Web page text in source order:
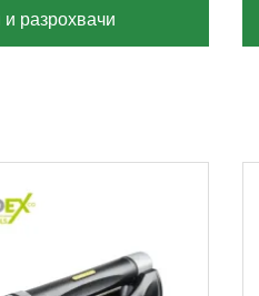
разрохвачи